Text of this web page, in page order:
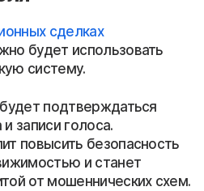
сделках
будет использовать
систему.
подтверждаться
записи голоса.
повысить безопасность
и станет
от мошеннических схем.